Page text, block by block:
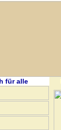
für alle